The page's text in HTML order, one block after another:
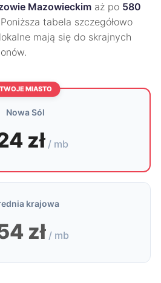
Mazowieckim aż po 580
tabela szczegółowo
mają się do skrajnych
TWOJE MIASTO
Nowa Sól
zł / mb
krajowa
zł / mb